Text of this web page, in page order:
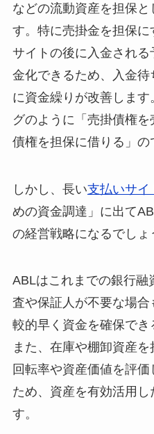
などの流動資産を担保と
す。特に売掛金を担保
サイトの後に入金され
金化できるため、入金
に資金繰りが改善しま
グのように「売掛債権
債権を担保に借りる」の
しかし、長い支払いサイ
めの資金調達」に出て
の経営戦略になるでしょ
ABLはこれまでの銀行融
査や保証人が不要な場
較的早く資金を確保でき
また、在庫や棚卸資産
回転率や資産価値を評
ため、資産を有効活用し
す。